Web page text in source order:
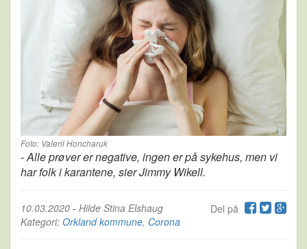
Foto: Valerii Honcharuk
- Alle prøver er negative, ingen er på sykehus, men vi
har folk i karantene, sier Jimmy Wikell.
Del på
10.03.2020 - Hilde Stina Elshaug
Kategori: Orkland kommune, Corona